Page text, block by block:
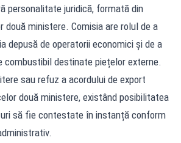
personalitate juridică, formată din
două ministere. Comisia are rolul de a
depusă de operatorii economici și de a
combustibil destinate piețelor externe.
sau refuz a acordului de export
două ministere, existând posibilitatea
să fie contestate în instanță conform